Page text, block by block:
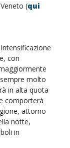
(qui
Intensificazione
con
molto
in alta quota
comporterà
attorno
notte,
in